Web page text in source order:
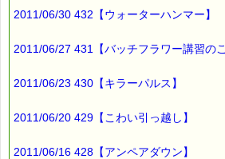
詳しくは下記サイトをご覧ください。
→https://pass-thyme.com/info/#coupon
応募など）していただいたお客様だけに
割引クーポン券のプレゼントや、耳より
2011/06/30 432【ウォーターハンマー】
2011/06/27 431【バッチフラワー講習のご
2011/06/23 430【キラーパルス】
2011/06/20 429【こわい引っ越し】
2011/06/16 428【アンペアダウン】